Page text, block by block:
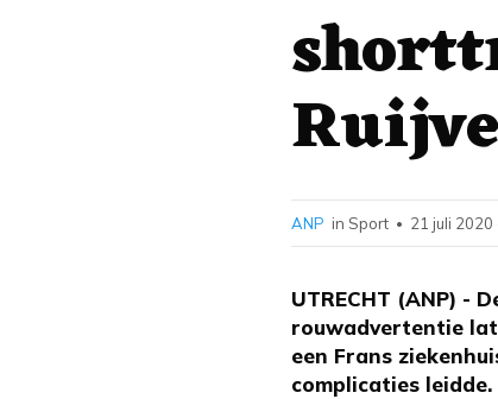
UTRECHT (ANP) -
rouwadvertentie
een Frans
complicaties
ANP in Sport • 21 juli 2020